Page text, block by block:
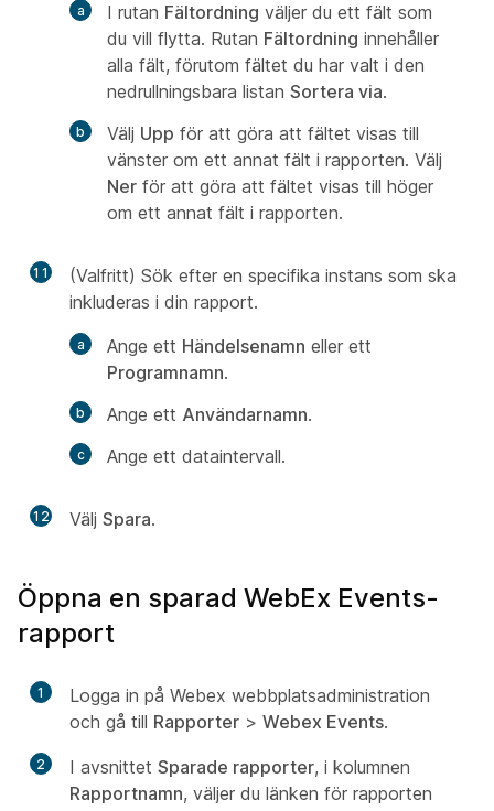
I rutan Fältordning väljer du ett fält som
du vill flytta. Rutan Fältordning innehåller
alla fält, förutom fältet du har valt i den
nedrullningsbara listan Sortera via.
Välj Upp för att göra att fältet visas till
vänster om ett annat fält i rapporten. Välj
Ner för att göra att fältet visas till höger
om ett annat fält i rapporten.
11
(Valfritt) Sök efter en specifika instans som ska
inkluderas i din rapport.
Ange ett Händelsenamn eller ett
Programnamn.
Ange ett Användarnamn.
Ange ett dataintervall.
12 Välj Spara.
Öppna en sparad WebEx Events-
rapport
1
Logga in på Webex webbplatsadministration
och gå till Rapporter > Webex Events.
2 I avsnittet Sparade rapporter, i kolumnen
Rapportnamn, väljer du länken för rapporten